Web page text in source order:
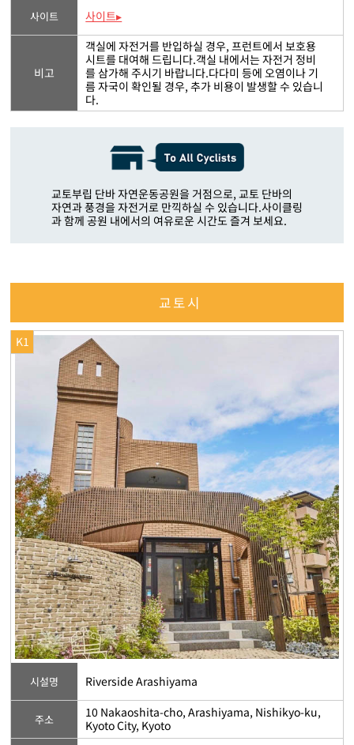
사이트 사이트▸
비고
객실에 자전거를 반입하실 경우, 프런트에서 보호용
시트를 대여해 드립니다.객실 내에서는 자전거 정비
를 삼가해 주시기 바랍니다.다다미 등에 오염이나 기
름 자국이 확인될 경우, 추가 비용이 발생할 수 있습니
다.
교토부립 단바 자연운동공원을 거점으로, 교토 단바의
자연과 풍경을 자전거로 만끽하실 수 있습니다.사이클링
과 함께 공원 내에서의 여유로운 시간도 즐겨 보세요.
교토시
K1
시설명 Riverside Arashiyama
주소
10 Nakaoshita-cho, Arashiyama, Nishikyo-ku,
Kyoto City, Kyoto